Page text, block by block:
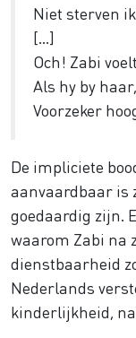
Niet sterven ik
[...]
Och! Zabi
Als hy by
Voorzeker
De impliciete
aanvaardbaar is
goedaardig zijn.
waarom Zabi na
dienstbaarheid
Nederlands
kinderlijkheid,